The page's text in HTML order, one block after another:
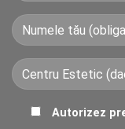
Autorizez